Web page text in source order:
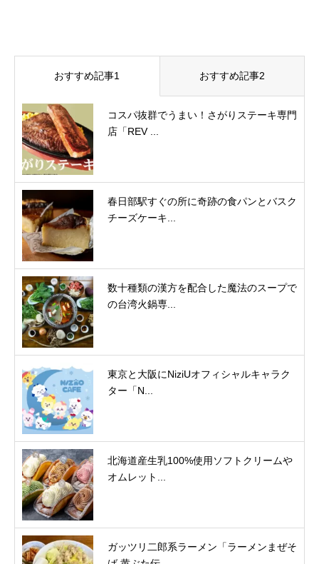
おすすめ記事1 おすすめ記事2
コスパ抜群でうまい！さがりステーキ専門
店「REV ...
春日部駅すぐの所に奇跡の食パンとバスク
チーズケーキ...
数十種類の漢方を配合した魔法のスープで
の台湾火鍋専...
東京と大阪にNiziUオフィシャルキャラク
ター「N...
北海道産生乳100%使用ソフトクリームや
オムレット...
ガッツリ二郎系ラーメン「ラーメンまぜそ